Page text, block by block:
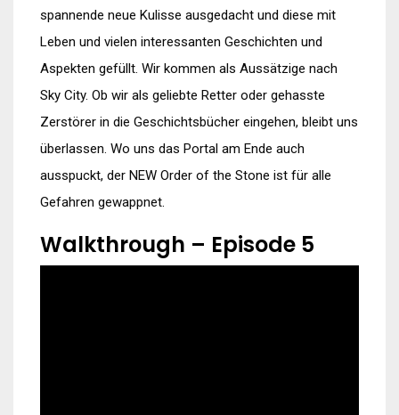
spannende neue Kulisse ausgedacht und diese mit
Leben und vielen interessanten Geschichten und
Aspekten gefüllt. Wir kommen als Aussätzige nach
Sky City. Ob wir als geliebte Retter oder gehasste
Zerstörer in die Geschichtsbücher eingehen, bleibt uns
überlassen. Wo uns das Portal am Ende auch
ausspuckt, der NEW Order of the Stone ist für alle
Gefahren gewappnet.
Walkthrough – Episode 5